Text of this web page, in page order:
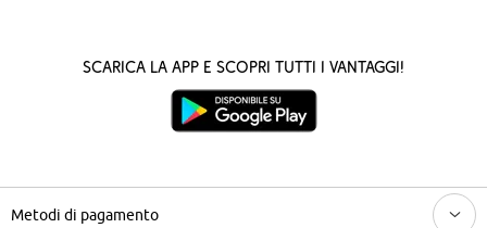
Scarica la App e scopri tutti i vantaggi!
Metodi di pagamento